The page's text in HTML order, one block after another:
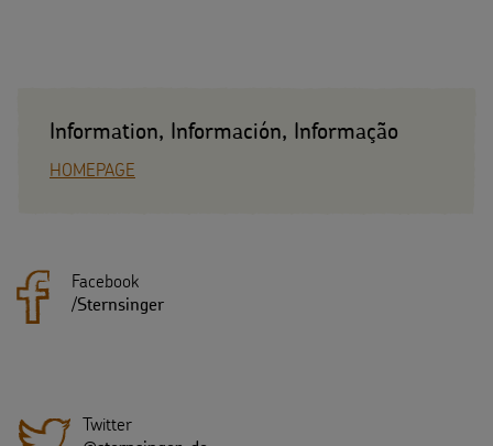
Information, Información, Informação
HOMEPAGE
Facebook
/Sternsinger
Twitter